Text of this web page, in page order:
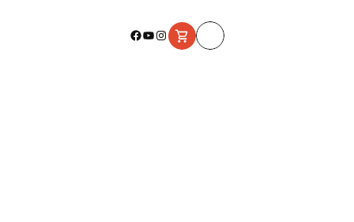
Facebook
YouTube
Instagram